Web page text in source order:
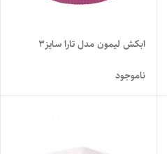
ابکش لیمون مدل تارا سایز۳
ناموجود